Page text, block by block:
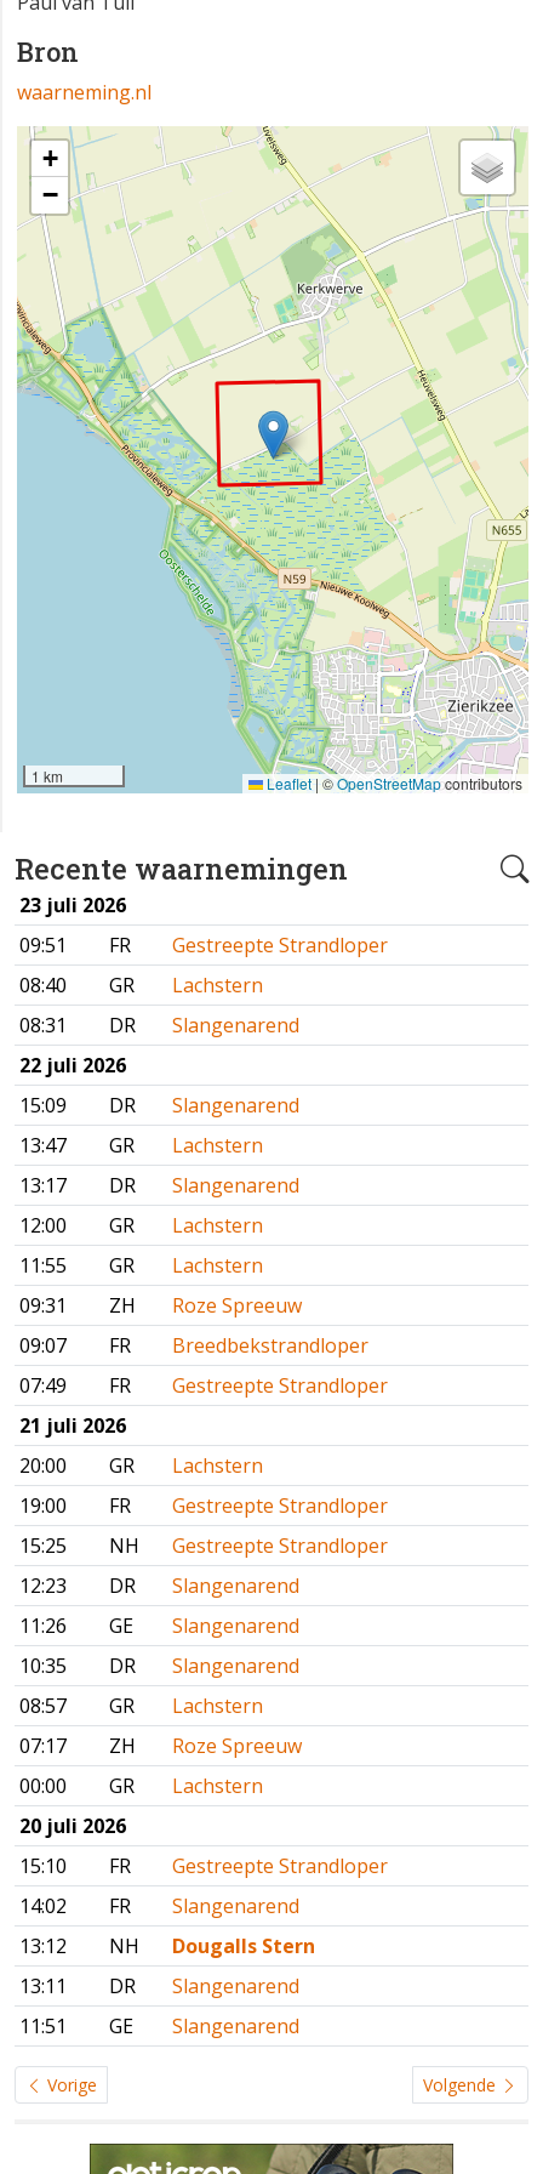
Recente waarnemingen
23 juli 2026
09:51
FR
Gestreepte Strandloper
08:40
GR
Lachstern
08:31
DR
Slangenarend
22 juli 2026
15:09
DR
Slangenarend
13:47
GR
Lachstern
13:17
DR
Slangenarend
12:00
GR
Lachstern
11:55
GR
Lachstern
09:31
ZH
Roze Spreeuw
09:07
FR
Breedbekstrandloper
07:49
FR
Gestreepte Strandloper
21 juli 2026
20:00
GR
Lachstern
19:00
FR
Gestreepte Strandloper
15:25
NH
Gestreepte Strandloper
12:23
DR
Slangenarend
11:26
GE
Slangenarend
10:35
DR
Slangenarend
08:57
GR
Lachstern
07:17
ZH
Roze Spreeuw
00:00
GR
Lachstern
20 juli 2026
15:10
FR
Gestreepte Strandloper
14:02
FR
Slangenarend
13:12
NH
Dougalls Stern
13:11
DR
Slangenarend
11:51
GE Slangenarend
Vorige Volgende
Bron
waarneming.nl
+
−
1 km Leaflet|©OpenStreetMapcontributors